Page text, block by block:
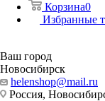
Корзина0
Избранные
Ваш город
Новосибирск
helenshop@mail.ru
Россия,